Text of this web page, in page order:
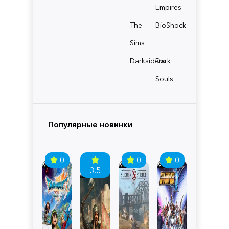
Empires
The
Sims
BioShock
Darksiders
Dark
Souls
Популярные новинки
0
3.5
0 0